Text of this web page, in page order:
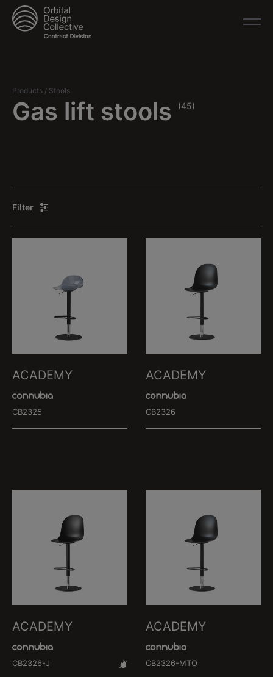
Products / Stools
Gas lift stools (45)
Filter
ACADEMY
CB2325
ACADEMY
CB2326
ACADEMY
CB2326-J
ACADEMY
CB2326-MTO